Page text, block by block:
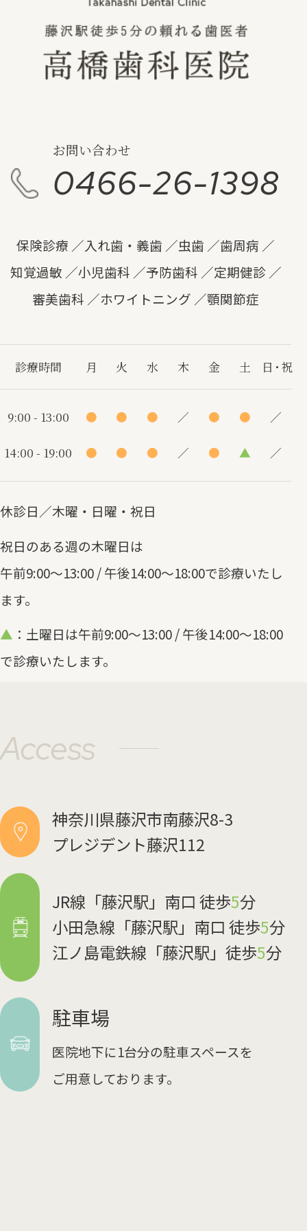
学会に出席してきました。
2019/06/20 6月15日（土）学習指導、教育
務めてきました。
お問い合わせ
0466-26-1398
保険診療 入れ歯・義歯 虫歯
歯周病
知覚過敏
小児歯科 予防歯科
定期健診
審美歯科
ホワイトニング 顎関節症
診療時間 月 火 水 木 金 土 日・祝
9:00 - 13:00 ● ● ● ／ ● ● ／
14:00 - 19:00 ● ● ● ／ ● ▲ ／
休診日／木曜・日曜・祝日
祝日のある週の木曜日は
午前9:00～13:00 / 午後14:00～18:00で診療いたし
ます。
▲ ：土曜日は午前9:00～13:00 / 午後14:00～18:00
で診療いたします。
Access
神奈川県藤沢市南藤沢8-3
プレジデント藤沢112
JR線「藤沢駅」南口 徒歩5分
小田急線「藤沢駅」南口 徒歩5分
江ノ島電鉄線「藤沢駅」徒歩5分
駐車場
医院地下に1台分の駐車スペースを
ご用意しております。